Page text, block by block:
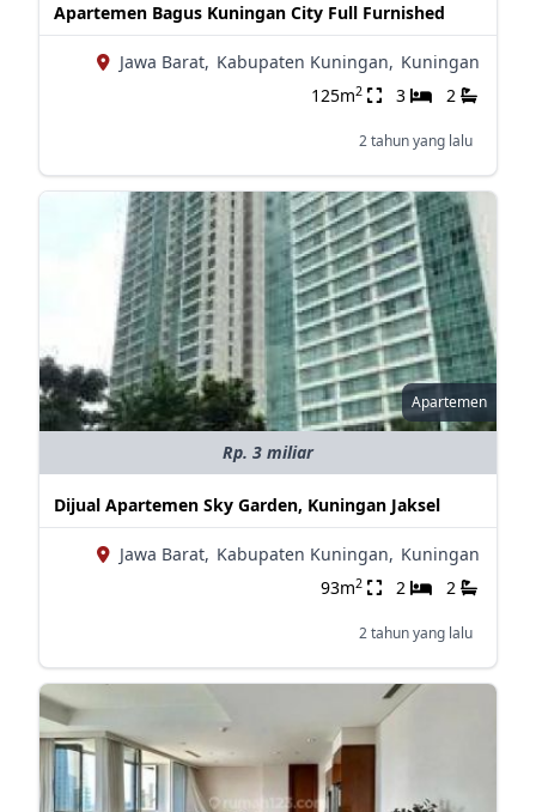
Apartemen Bagus Kuningan City Full Furnished
Jawa Barat, Kabupaten Kuningan, Kuningan
125m2 3 2
2 tahun yang lalu
Apartemen
Rp. 3 miliar
Dijual Apartemen Sky Garden, Kuningan Jaksel
Jawa Barat, Kabupaten Kuningan, Kuningan
93m2 2 2
2 tahun yang lalu